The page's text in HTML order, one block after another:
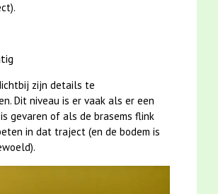
zijn details te
Dit niveau is er vaak als er een
gevaren of als de brasems flink
in dat traject (en de bodem is